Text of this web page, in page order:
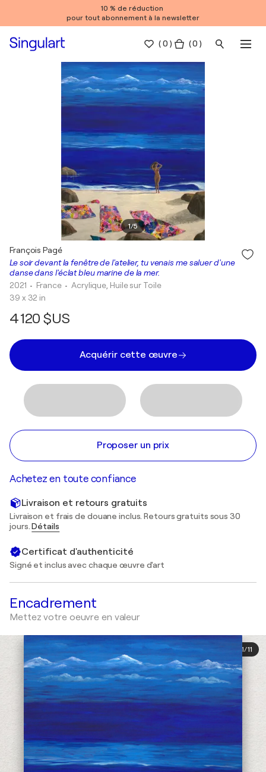
10 % de réduction
pour tout abonnement à la newsletter
(0 ) ( 0 )
1/5
Le soir devant la fenêtre de l'atelier, tu venais me saluer d'une
danse dans l'éclat bleu marine de la mer.
François Pagé
2021 • France •Acrylique, Huile sur Toile
39 x 32 in
4 120 $US
Acquérir cette œuvre
Proposer un prix
Achetez en toute confiance
Livraison et retours gratuits
Livraison et frais de douane inclus. Retours gratuits sous 30
jours.Détails
Certificat d'authenticité
Signé et inclus avec chaque œuvre d'art
Encadrement
Mettez votre oeuvre en valeur
1/11